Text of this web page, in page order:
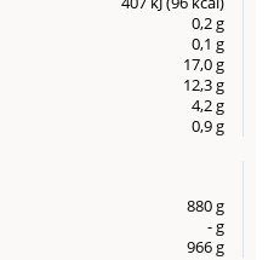
0,2 g
0,1 g
17,0 g
12,3 g
4,2 g
0,9 g
880 g
- g
966 g